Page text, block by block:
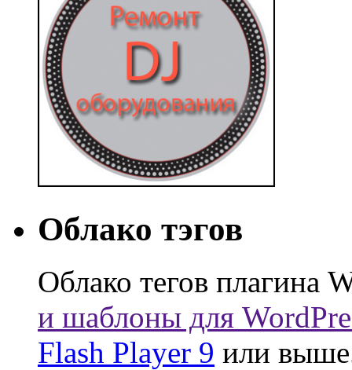
Облако тэгов
Облако тегов плагина
и шаблоны для
Flash Player 9 или